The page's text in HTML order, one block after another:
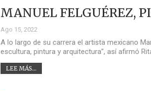
MANUEL FELGUÉREZ,
Ago 15, 2022
A lo largo de su carrera el artista mexicano
escultura, pintura y arquitectura”, así afirmó
LEE MÁS...